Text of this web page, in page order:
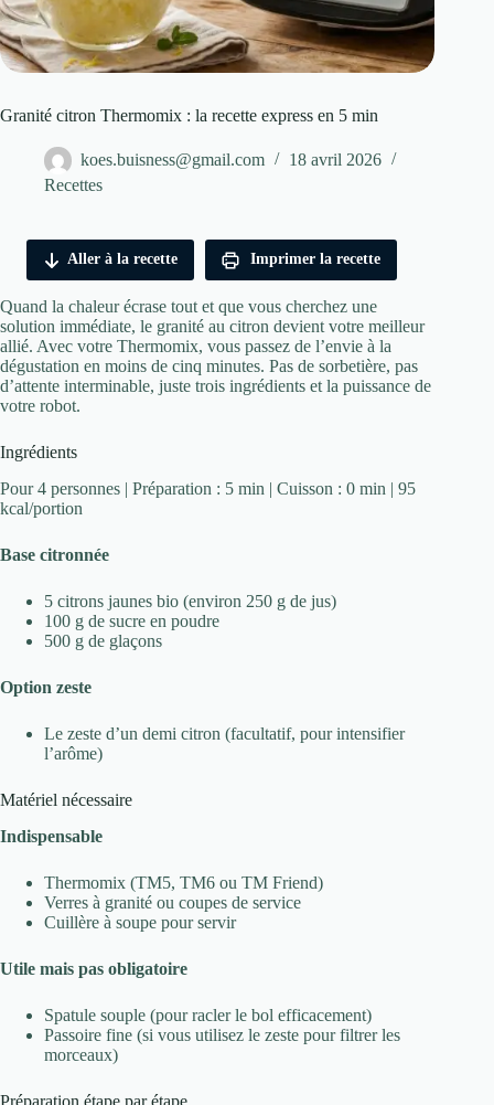
Granité citron Thermomix : la recette express en 5 min
koes.buisness@gmail.com
18 avril 2026
Recettes
Aller à la recette Imprimer la recette
Quand la chaleur écrase tout et que vous cherchez une
solution immédiate, le granité au citron devient votre meilleur
allié. Avec votre Thermomix, vous passez de l’envie à la
dégustation en moins de cinq minutes. Pas de sorbetière, pas
d’attente interminable, juste trois ingrédients et la puissance de
votre robot.
Ingrédients
Pour 4 personnes | Préparation : 5 min | Cuisson : 0 min | 95
kcal/portion
Base citronnée
5 citrons jaunes bio (environ 250 g de jus)
100 g de sucre en poudre
500 g de glaçons
Option zeste
Le zeste d’un demi citron (facultatif, pour intensifier
l’arôme)
Matériel nécessaire
Indispensable
Thermomix (TM5, TM6 ou TM Friend)
Verres à granité ou coupes de service
Cuillère à soupe pour servir
Utile mais pas obligatoire
Spatule souple (pour racler le bol efficacement)
Passoire fine (si vous utilisez le zeste pour filtrer les
morceaux)
Préparation étape par étape